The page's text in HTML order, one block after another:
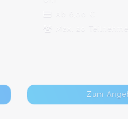
Ab 6,00 €
Max. 20
Zum